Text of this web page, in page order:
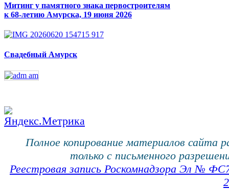
Митинг у памятного знака первостроителям
к 68-летию Амурска, 19 июня 2026
Свадебный Амурск
Полное копирование материалов сайта
только с письменного
Реестровая запись Роскомнадзора Эл №